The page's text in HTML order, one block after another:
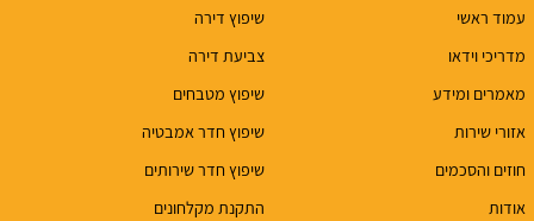
עמוד ראשי
מדריכי וידאו
מאמרים ומידע
אזורי שירות
חוזים והסכמים
אודות
שיפוץ דירה
צביעת דירה
שיפוץ מטבחים
שיפוץ חדר אמבטיה
שיפוץ חדר שירותים
התקנת מקלחונים